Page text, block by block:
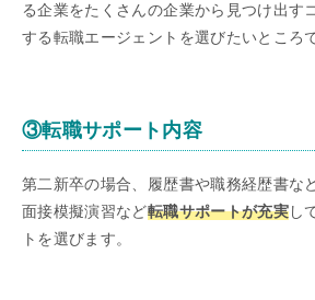
る企業をたくさんの企業から見つけ出す
する転職エージェントを選びたいところ
③転職サポート内容
第二新卒の場合、履歴書や職務経歴書な
面接模擬演習など転職サポートが充実し
トを選びます。